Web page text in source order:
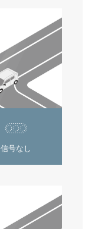
信号なし